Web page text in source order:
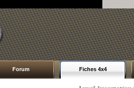
Forum Fiches 4x4